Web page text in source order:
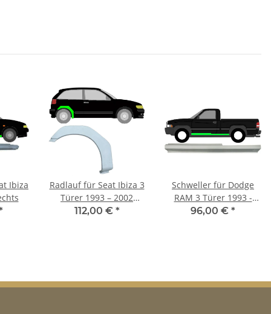
Ibiza
Radlauf für Seat Ibiza 3
Türer 1993 – 2002
rechts
112,00 € *
Schweller für Dodge
RAM 3 Türer 1993 -
2002 links
96,00 € *